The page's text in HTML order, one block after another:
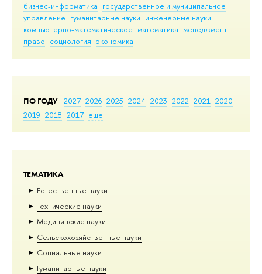
бизнес-информатика государственное и муниципальное
управление гуманитарные науки инженерные науки
компьютерно-математическое математика менеджмент
право социология экономика
ПО ГОДУ 2027 2026 2025 2024 2023 2022 2021 2020
2019 2018 2017 еще
ТЕМАТИКА
Естественные науки
Тех­ничес­кие науки
Медицинские науки
Сельскохозяйственные науки
Социальные науки
Гуманитарные науки